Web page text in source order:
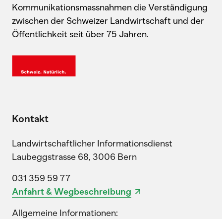
Kommunikationsmassnahmen die Verständigung
zwischen der Schweizer Landwirtschaft und der
Öffentlichkeit seit über 75 Jahren.
Kontakt
Landwirtschaftlicher Informationsdienst
Laubeggstrasse 68, 3006 Bern
031 359 59 77
Anfahrt & Wegbeschreibung
Allgemeine Informationen: